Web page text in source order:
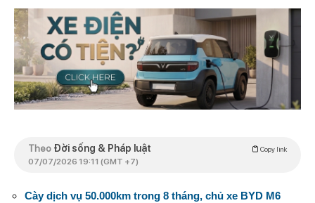
Theo Đời sống & Pháp luật Copy link
07/07/2026 19:11 (GMT +7)
Cày dịch vụ 50.000km trong 8 tháng, chủ xe BYD M6